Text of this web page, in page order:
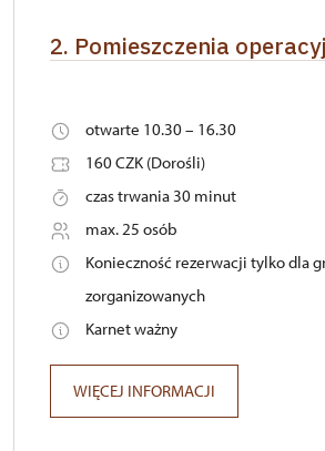
2. Pomieszczenia
otwarte 10.30 – 16.30
160 CZK (Dorośli)
czas trwania 30 minut
max. 25 osób
Konieczność rezerwacji tylko dla
zorganizowanych
Karnet ważny
WIĘCEJ INFORMACJI